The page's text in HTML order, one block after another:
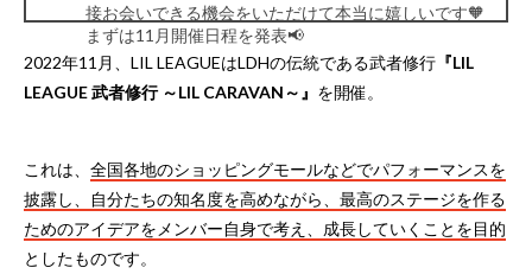
接お会いできる機会をいただけて本当に嬉しいです🧡
まずは11月開催日程を発表📢
☟ https://t.co/4t2rO9VRBe#LILLEAGUE
— LIL LEAGUE (@LIL_LEAGUE_) November 15, 2022
2022年11月、LIL LEAGUEはLDHの伝統である武者修行 『LIL
LEAGUE 武者修行 ～LIL CARAVAN～』 を開催。
これは、 全国各地のショッピングモールなどでパフォーマンスを
披露し、自分たちの知名度を高めながら、最高のステージを作る
ためのアイデアをメンバー自身で考え、成長していくことを目的
としたものです。